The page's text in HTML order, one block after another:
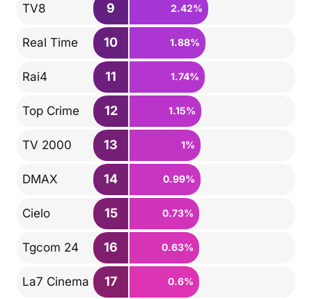
TV8 9 2.42%
Real Time 10 1.88%
Rai4 11 1.74%
Top Crime 12 1.15%
TV 2000 13 1%
DMAX 14 0.99%
Cielo 15 0.73%
Tgcom 24 16 0.63%
La7 Cinema 17 0.6%